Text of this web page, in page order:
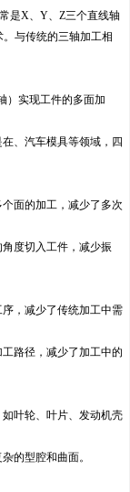
是X、Y、Z三个直线轴
与传统的三轴加工相
）实现工件的多面加
、汽车模具等领域，四
面的加工，减少了多次
度切入工件，减少振
，减少了传统加工中需
路径，减少了加工中的
叶轮、叶片、发动机壳
的型腔和曲面。